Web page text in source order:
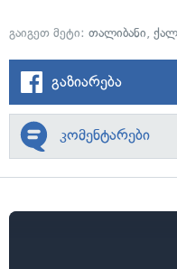
გაიგეთ მეტი: თალიბანი,
გაზიარება
კომენტარები